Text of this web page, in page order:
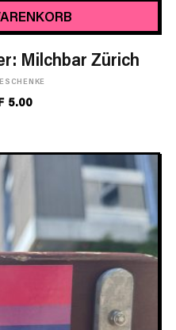
Milchbar Zürich
5.00